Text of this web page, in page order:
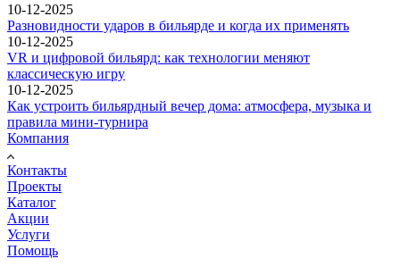
10-12-2025
Разновидности ударов в бильярде и когда их применять
10-12-2025
VR и цифровой бильярд: как технологии меняют
классическую игру
10-12-2025
Как устроить бильярдный вечер дома: атмосфера, музыка и
правила мини-турнира
Компания
Контакты
Проекты
Каталог
Акции
Услуги
Помощь